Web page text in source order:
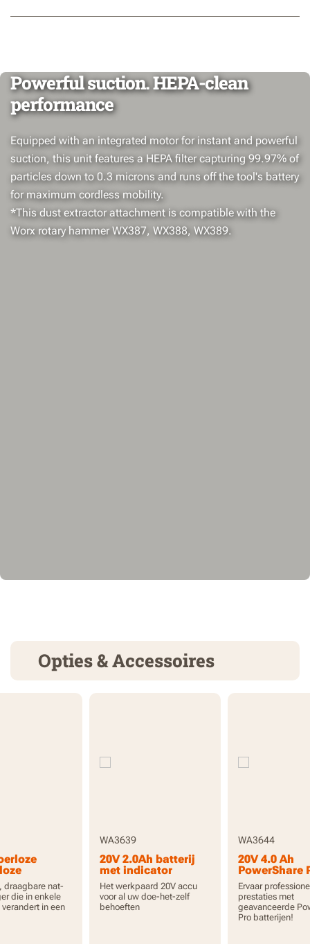
Powerful suction. HEPA-clean
performance
Equipped with an integrated motor for instant and powerful
suction, this unit features a HEPA filter capturing 99.97% of
particles down to 0.3 microns and runs off the tool's battery
for maximum cordless mobility.
*This dust extractor attachment is compatible with the
Worx rotary hammer WX387, WX388, WX389.
Opties & Accessoires
nat- en
- alleen
draagbare nat-
die in enkele
in een
WA3639
20V 2.0Ah batterij
met indicator
Het werkpaard 20V accu
voor al uw doe-het-zelf
behoeften
WA3644
20V 4.0 Ah
PowerShare
accu met
capaciteit en
indicator
Ervaar
prestaties met
geavanceerde
Pro batterijen!